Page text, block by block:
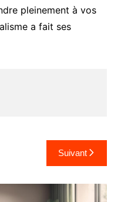
pleinement à vos
a fait ses
Suivant